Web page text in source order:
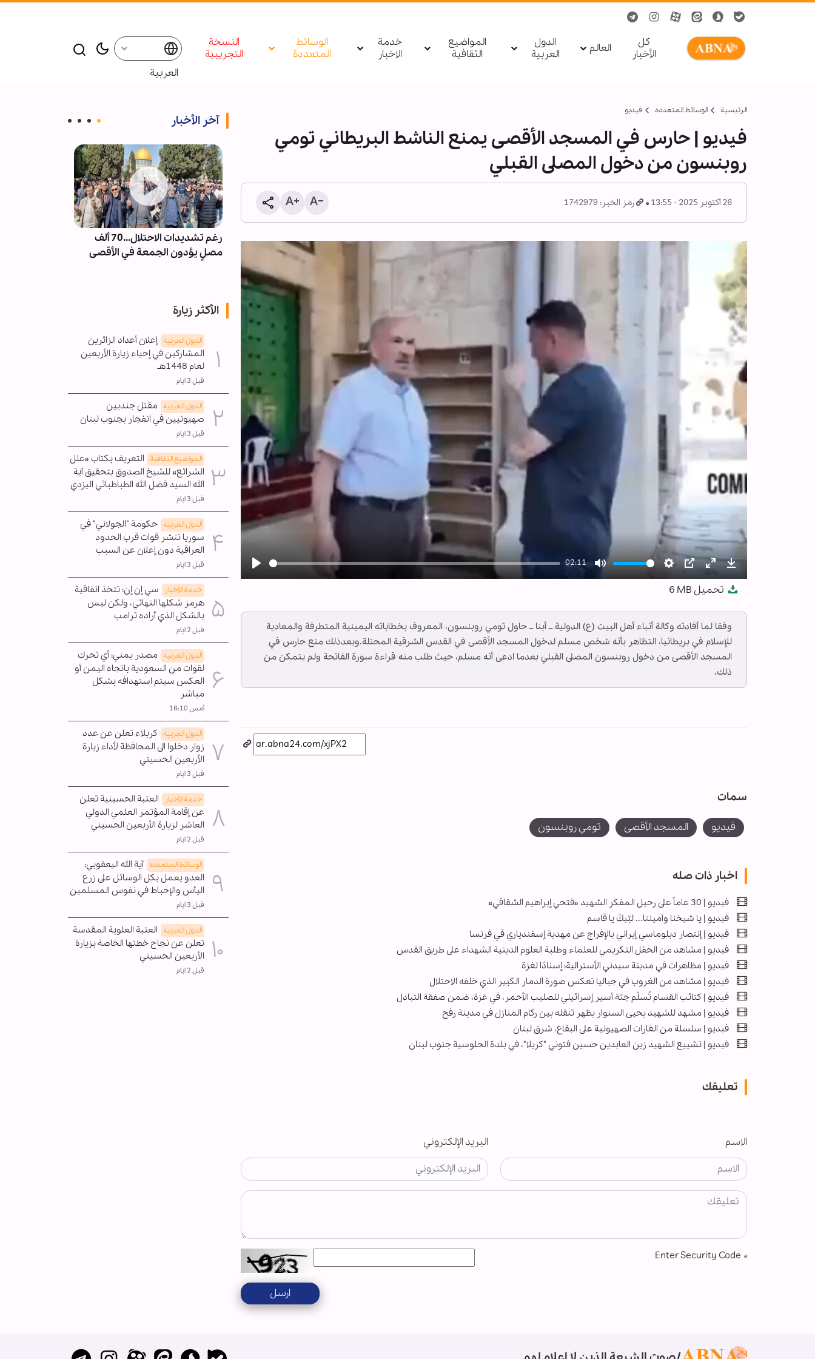
کل
الأخبار
العالم
الدول
العربیة
المواضيع
الثقافية
خدمة
الاخبار
الوسائط
المتعددة
النسخة
التجريبية
العربية
الرئيسية الوسائط المتعدده فیدیو
فيديو | حارس في المسجد الأقصى يمنع الناشط البريطاني تومي
روبنسون من دخول المصلى القبلي
26 أكتوبر 2025 - 13:55 رمز الخبر: 1742979
Play
02:11
Mute Settings
PIP Enter
fullscreen
Download
تحميل 6 MB
وفقا لما أفادته وكالة أنباء أهل البيت (ع) الدولية ــ أبنا ــ حاول تومي روبنسون، المعروف بخطاباته اليمينية المتطرفة والمعادية
للإسلام في بريطانيا، التظاهر بأنه شخص مسلم لدخول المسجد الأقصى في القدس الشرقية المحتلة.وبعدذلك منع حارس في
المسجد الأقصى من دخول روبنسون المصلى القبلي بعدما ادعى أنه مسلم، حيث طلب منه قراءة سورة الفاتحة ولم يتمكن من
ذلك.
سمات
فيديو المسجد الأقصى تومي روبنسون
اخبار ذات صله
فيديو | 30 عاماً على رحيل المفكر الشهيد «فتحي إبراهيم الشقاقي»
فيديو | يا شيخنا وأميننا... لبّيكَ يا قاسم
فیديو | إنتصار دبلوماسي إيراني بالإفراج عن مهدية إسفندياري في فرنسا
فيديو | مشاهد من الحفل التكريمي للعلماء وطلبة العلوم الدينية الشهداء على طريق القدس
فيديو | مظاهرات في مدينة سيدني الأسترالية؛ إسنادًا لغزة
فيديو | مشاهد من الغروب في جباليا تعكس صورة الدمار الكبير الذي خلفه الاحتلال
فیديو | كتائب القسام تُسلّم جثة أسير إسرائيلي للصليب الأحمر، في غزة، ضمن صفقة التبادل
فيديو | مشهد للشهيد يحيى السنوار يظهر تنقله بين ركام المنازل في مدينة رفح
فیديو | سلسلة من الغارات الصهيونية على البقاع، شرق لبنان
فيديو | تشييع الشهيد زين العابدين حسين فتوني "كربلا"، في بلدة الحلوسية جنوب لبنان
تعليقك
الاسم البريد الإلكتروني
*
ارسل
آخر الأخبار
مصدر يمني: أي تحرك لقوات من
السعودية باتجاه اليمن أو العكس
سيتم استهدافه بشكل مباشر
رغم تشديدات الاحتلال...70 ألف
مصلٍ يؤدون الجمعة في الأقصى
الأكثر زيارة
الدول العربیه إعلان أعداد الزائرين
المشاركين في إحياء زيارة الأربعين
لعام 1448هـ
قبل 3 ايام
الدول العربیه مقتل جنديين
صهيونيين في انفجار بجنوب لبنان
قبل 3 ايام
المواضیع الثقافية التعريف بكتاب «علل
الشرائع» للشيخ الصدوق بتحقيق آية
الله السيد فضل الله الطباطبائي اليزدي
قبل 3 ايام
الدول العربیه حكومة "الجولاني" في
سوريا تنشر قوات قرب الحدود
العراقية دون إعلان عن السبب
قبل 3 ايام
خدمة الأخبار
سي إن إن: تتخذ اتفاقية
هرمز شكلها النهائي، ولكن ليس
بالشكل الذي أراده ترامب
قبل 2 ايام
الدول العربیه مصدر يمني: أي تحرك
لقوات من السعودية باتجاه اليمن أو
العكس سيتم استهدافه بشكل
مباشر
أمس 16:10
الدول العربیه كربلاء تعلن عن عدد
زوار دخلوا الى المحافظة لأداء زيارة
الأربعين الحسيني
قبل 3 ايام
خدمة الأخبار
العتبة الحسينية تعلن
عن إقامة المؤتمر العلمي الدولي
العاشر لزيارة الأربعين الحسيني
قبل 2 ايام
الوسائط المتعدده آية الله اليعقوبي:
العدو يعمل بكل الوسائل على زرع
اليأس والإحباط في نفوس المسلمين
قبل 3 ايام
الدول العربیه العتبة العلوية المقدسة
تعلن عن نجاح خطتها الخاصة بزيارة
الأربعين الحسيني
قبل 2 ايام